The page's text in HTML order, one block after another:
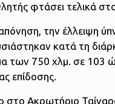
φτάσει τελικά
την έλλειψη
κατά τη
των 750 χλμ. σε 103
επίδοσης.
Ακρωτήριο